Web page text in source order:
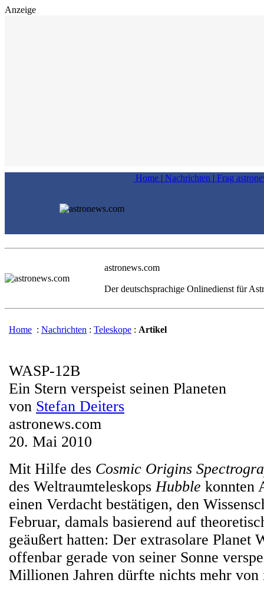
Anzeige
Home | Nachrichten | Frag
astronews.com
Der deutschsprachige Onlinedienst für
Home : Nachrichten : Teleskope : Artikel
WASP-12B
Ein Stern verspeist seinen Planeten
von Stefan Deiters
astronews.com
20. Mai 2010
Mit Hilfe des Cosmic Origins
des WeltraumteleskopsHubble konnten
einen Verdacht bestätigen, den
Februar, damals basierend auf
geäußert hatten: Der extrasolare Planet
offenbar gerade von seiner Sonne
Millionen Jahren dürfte nichts mehr